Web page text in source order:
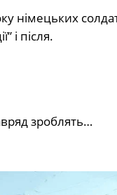
німецьких
і після.
зроблять…